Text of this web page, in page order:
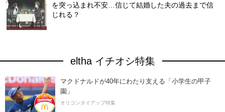
を突っ込まれ不安…信じて結婚した夫の過去まで信
じれる？
eltha イチオシ特集
マクドナルドが40年にわたり支える「小学生の甲子
園」
オリコンタイアップ特集